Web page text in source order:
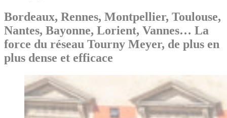
Bordeaux, Rennes, Montpellier, Toulouse,
Nantes, Bayonne, Lorient, Vannes… La
force du réseau Tourny Meyer, de plus en
plus dense et efficace